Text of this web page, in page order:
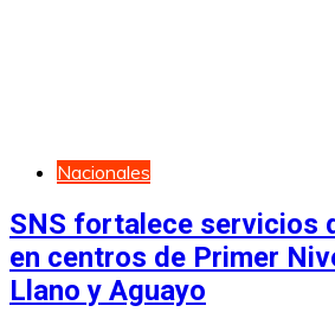
Nacionales
SNS fortalece servicios
en centros de Primer
Llano y Aguayo